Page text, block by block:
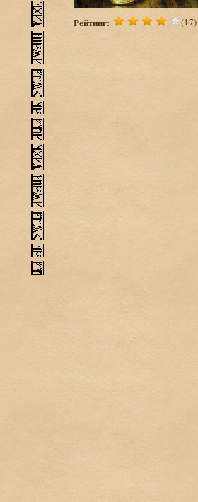
Рейтинг: (17)